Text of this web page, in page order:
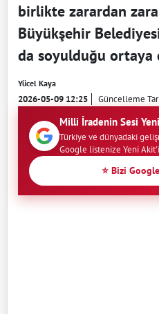
birlikte zarardan
Büyükşehir
da soyulduğu ortaya
Yücel Kaya
2026-05-09 12:25 Güncelleme
Milli İradenin Sesi
Türkiye ve dünyadaki
Google listenize Yeni
⭐ Bizi